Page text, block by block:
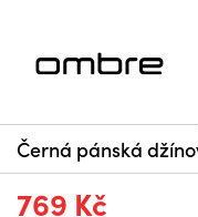
Černá pánská
769 Kč